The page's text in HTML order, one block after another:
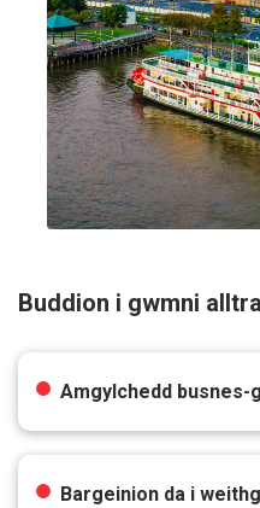
Buddion i gwmni
Amgylchedd busnes-
Bargeinion da i